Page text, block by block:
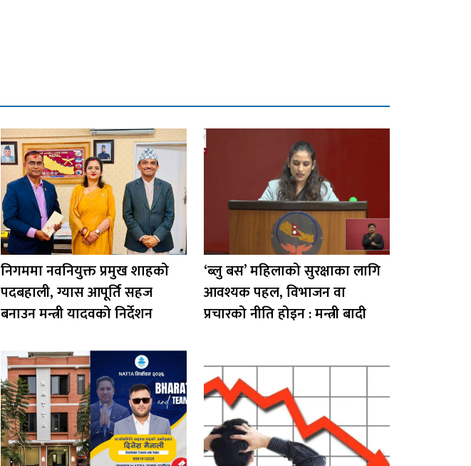
निगममा नवनियुक्त प्रमुख शाहको
पदबहाली, ग्यास आपूर्ति सहज
बनाउन मन्त्री यादवको निर्देशन
‘ब्लु बस’ महिलाको सुरक्षाका लागि
आवश्यक पहल, विभाजन वा
प्रचारको नीति होइन : मन्त्री बादी